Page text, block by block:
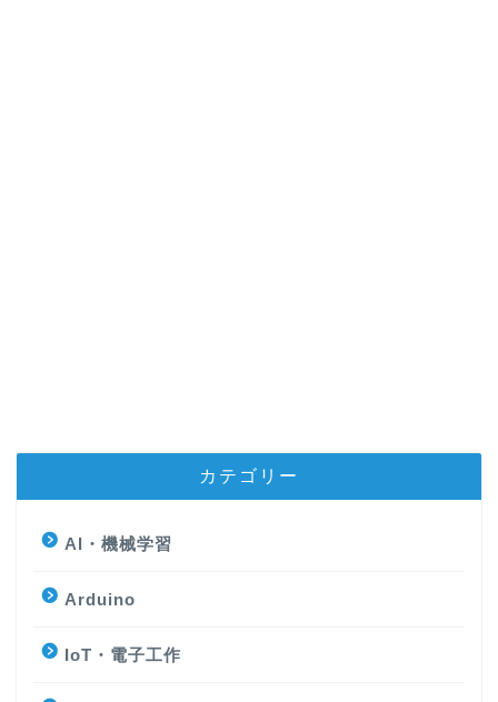
カテゴリー
AI・機械学習
Arduino
IoT・電子工作